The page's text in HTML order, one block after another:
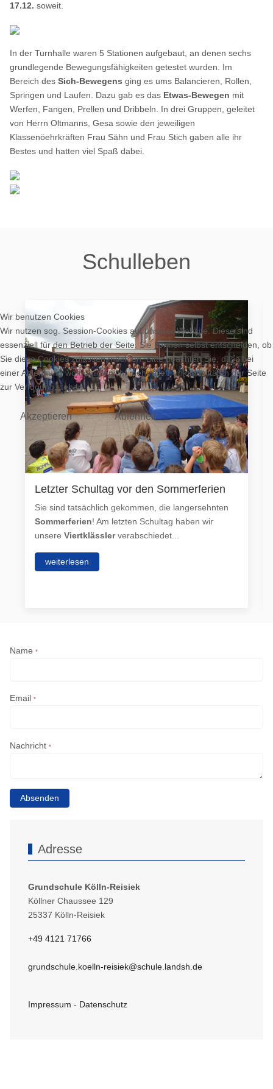
17.12. soweit.
In der Turnhalle waren 5 Stationen aufgebaut, an denen sechs
grundlegende Bewegungsfähigkeiten getestet wurden. Im
Bereich desSich-Bewegens ging es ums Balancieren, Rollen,
Springen und Laufen. Dazu gab es das Etwas-Bewegen mit
Werfen, Fangen, Prellen und Dribbeln. In drei Gruppen, geleitet
von Herrn Oltmanns, Gesa sowie den jeweiligen
Klassenöehrkräften Frau Sähn und Frau Stich gaben alle ihr
Bestes und hatten viel Spaß dabei.
Schulleben
Letzter Schultag vor den Sommerferien
Sie sind tatsächlich gekommen, die langersehnten
Sommerferien! Am letzten Schultag haben wir
unsereViertklässlerverabschiedet...
weiterlesen
Name*
Email*
Nachricht*
Absenden
Adresse
Grundschule Kölln-Reisiek
Köllner Chaussee 129
25337 Kölln-Reisiek
+49 4121 71766
grundschule.koelln-reisiek@schule.landsh.de
Impressum - Datenschutz
Wir benutzen Cookies
Wir nutzen sog. Session-Cookies auf unserer Website. Diese sind
essenziell für den Betrieb der Seite. Sie können selbst entscheiden, ob
Sie diese Cookies zulassen möchten. Bitte beachten Sie, dass bei
einer Ablehnung womöglich nicht mehr alle Funktionalitäten der Seite
zur Verfügung stehen.
Akzeptieren Ablehnen